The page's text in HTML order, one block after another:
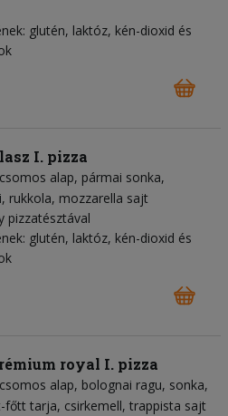
glutén, laktóz, kén-dioxid és
I. pizza
alap pármai sonka
rukkola mozzarella sajt
pizzatésztával
glutén, laktóz, kén-dioxid és
royal I. pizza
alap bolognai ragu sonka
főtt tarja csirkemell trappista sajt